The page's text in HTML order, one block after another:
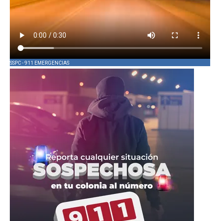
SSPC - 911 EMERGENCIAS